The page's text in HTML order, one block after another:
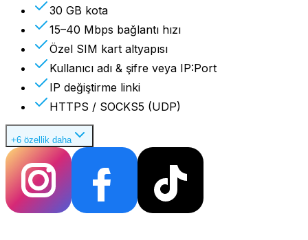
30 GB kota
15–40 Mbps bağlantı hızı
Özel SIM kart altyapısı
Kullanıcı adı & şifre veya IP:Port
IP değiştirme linki
HTTPS / SOCKS5 (UDP)
+6 özellik daha